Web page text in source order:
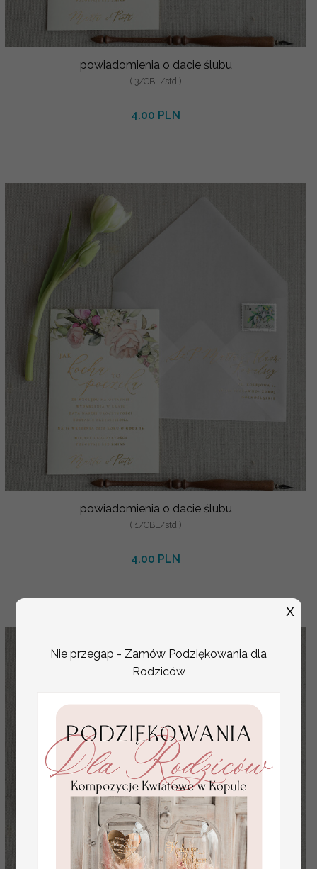
powiadomienia o dacie ślubu
( 3/CBL/std )
4.00 PLN
powiadomienia o dacie ślubu
( 1/CBL/std )
4.00 PLN
Nie przegap - Zamów Podziękowania dla
Rodziców
X